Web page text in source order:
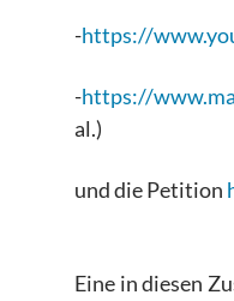
-https://
-https://
al.)
und die Petition
Eine in diesen